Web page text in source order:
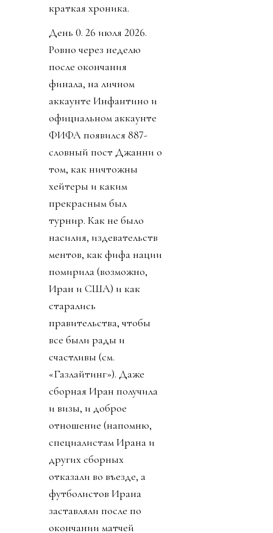
краткая хроника.
День 0. 26 июля 2026.
Ровно через неделю
после окончания
финала, на личном
аккаунте Инфантино и
официальном аккаунте
ФИФА появился 887-
словный пост Джанни о
том, как ничтожны
хейтеры и каким
прекрасным был
турнир. Как не было
насилия, издевательств
ментов, как фифа нации
помирила (возможно,
Иран и США) и как
старались
правительства, чтобы
все были рады и
счастливы (см.
«Газлайтинг»). Даже
сборная Иран получила
и визы, и доброе
отношение (напомню,
специалистам Ирана и
других сборных
отказали во въезде, а
футболистов Ирана
заставляли после по
окончании матчей